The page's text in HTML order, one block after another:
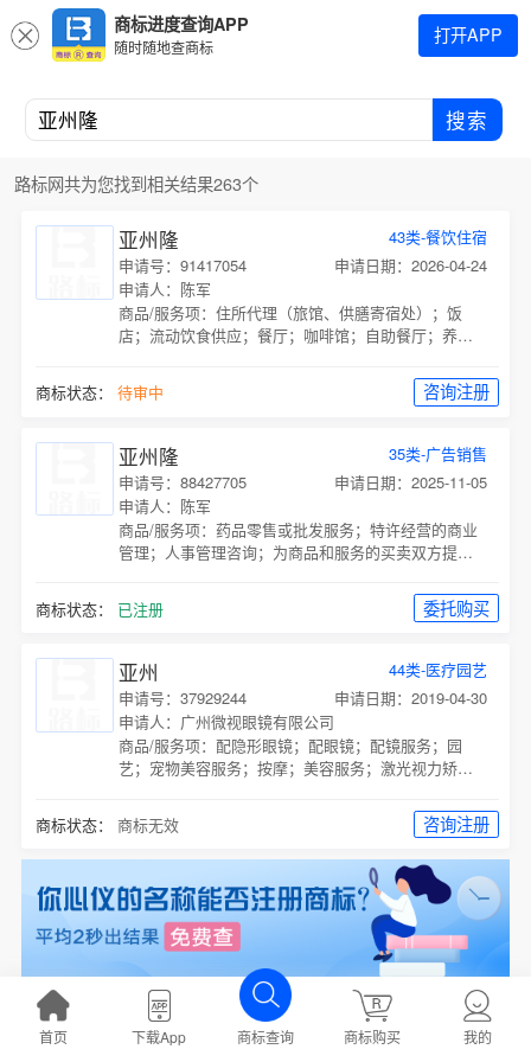
商标进度查询APP
随时随地查商标
打开APP
首页 下载App 商标查询 商标购买 我的
搜索
路标网共为您找到相关结果263个
亚州隆
43类-餐饮住宿
申请号：91417054
申请日期：2026-04-24
申请人：陈军
商品/服务项：住所代理（旅馆、供膳寄宿处）；饭
店；流动饮食供应；餐厅；咖啡馆；自助餐厅；养老
器皿；
商标状态：待审中 咨询注册
亚州隆
35类-广告销售
申请号：88427705
申请日期：2025-11-05
申请人：陈军
商品/服务项：药品零售或批发服务；特许经营的商业
管理；人事管理咨询；为商品和服务的买卖双方提供
商标状态： 已注册 委托购买
亚州
44类-医疗园艺
申请号：37929244
申请日期：2019-04-30
申请人：广州微视眼镜有限公司
商品/服务项：配隐形眼镜；配眼镜；配镜服务；园
艺；宠物美容服务；按摩；美容服务；激光视力矫正
商标状态：商标无效 咨询注册
亚州龙
12类-运输工具
申请号：74178448
申请日期：2023-09-19